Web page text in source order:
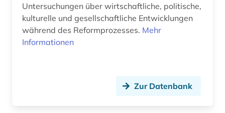
Untersuchungen über wirtschaftliche, politische,
kulturelle und gesellschaftliche Entwicklungen
während des Reformprozesses. Mehr
Informationen
Zur Datenbank